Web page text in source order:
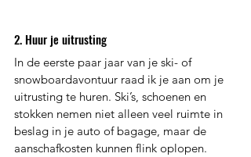
2. Huur je uitrusting
In de eerste paar jaar van je ski- of
snowboardavontuur raad ik je aan om je
uitrusting te huren. Ski’s, schoenen en
stokken nemen niet alleen veel ruimte in
beslag in je auto of bagage, maar de
aanschafkosten kunnen flink oplopen.